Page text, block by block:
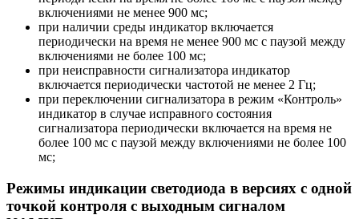
включениями не менее 900 мс;
при наличии среды индикатор включается
периодически на время не менее 900 мс с паузой между
включениями не более 100 мс;
при неисправности сигнализатора индикатор
включается периодически частотой не менее 2 Гц;
при переключении сигнализатора в режим «Контроль»
индикатор в случае исправного состояния
сигнализатора периодически включается на время не
более 100 мс с паузой между включениями не более 100
мс;
Режимы индикации светодиода в версиях с одной
точкой контроля с выходным сигналом